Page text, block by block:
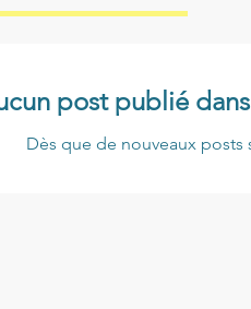
post publié
Dès que de nouveaux posts